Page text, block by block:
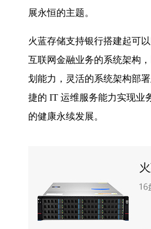
展永恒的主题。
火蓝存储支持银行搭建起可
互联网金融业务的系统架构
划能力，灵活的系统架构部
捷的 IT 运维服务能力实现业
的健康永续发展。